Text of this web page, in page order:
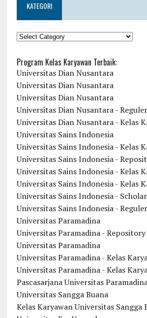
KATEGORI
KATEGORI
Program Kelas Karyawan Terbaik:
Universitas Dian Nusantara
Universitas Dian Nusantara
Universitas Dian Nusantara
Universitas Dian Nusantara - Reguler
Universitas Dian Nusantara - Kelas
Universitas Sains Indonesia
Universitas Sains Indonesia - Kelas
Universitas Sains Indonesia -
Universitas Sains Indonesia - Kelas
Universitas Sains Indonesia - Kelas
Universitas Sains Indonesia -
Universitas Sains Indonesia - Reguler
Universitas Paramadina
Universitas Paramadina - Repository
Universitas Paramadina
Universitas Paramadina - Kelas
Universitas Paramadina - Kelas
Pascasarjana Universitas
Universitas Sangga Buana
Kelas Karyawan Universitas Sangga